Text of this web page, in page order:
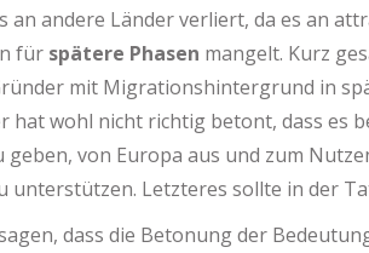
andere Länder verliert, da es an
für spätere Phasen mangelt. Kurz
mit Migrationshintergrund in
wohl nicht richtig betont, dass es
von Europa aus und zum
unterstützen. Letzteres sollte in der
dass die Betonung der